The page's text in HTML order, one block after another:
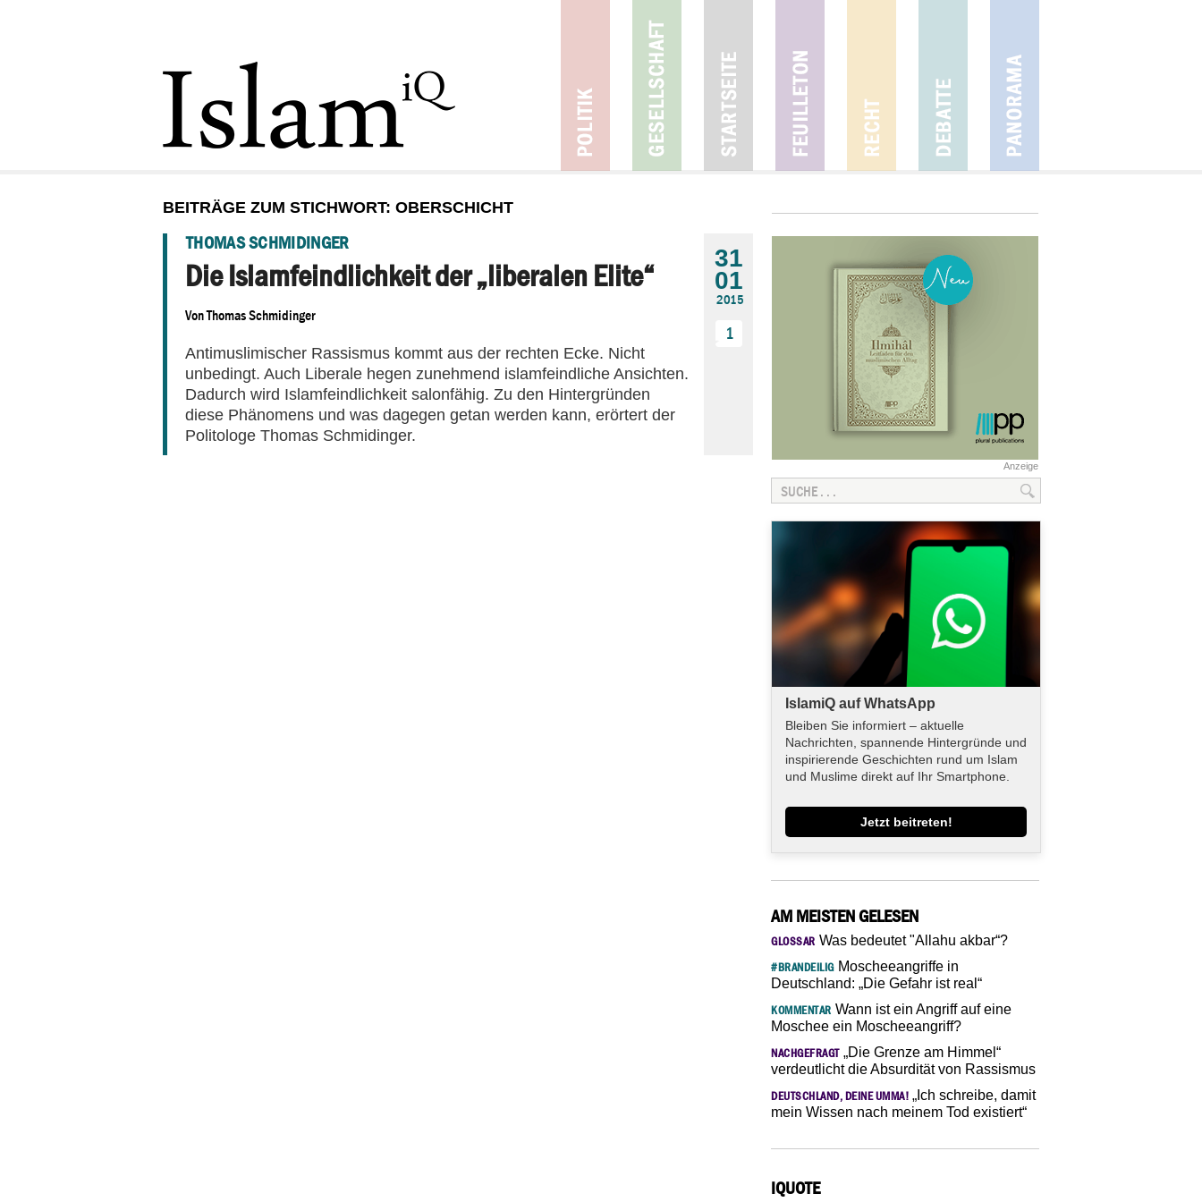
BEITRÄGE ZUM STICHWORT: OBERSCHICHT
THOMAS SCHMIDINGER
Die Islamfeindlichkeit der „liberalen Elite“
VonThomas Schmidinger
Antimuslimischer Rassismus kommt aus der rechten Ecke. Nicht
unbedingt. Auch Liberale hegen zunehmend islamfeindliche Ansichten.
Dadurch wird Islamfeindlichkeit salonfähig. Zu den Hintergründen
diese Phänomens und was dagegen getan werden kann, erörtert der
Politologe Thomas Schmidinger.
31
01
2015
1
Anzeige
IslamiQ auf WhatsApp
Bleiben Sie informiert – aktuelle
Nachrichten, spannende Hintergründe und
inspirierende Geschichten rund um Islam
und Muslime direkt auf Ihr Smartphone.
Jetzt beitreten!
AM MEISTEN GELESEN
GLOSSAR Was bedeutet "Allahu akbar“?
#BRANDEILIGMoscheeangriffe in
Deutschland: „Die Gefahr ist real“
KOMMENTAR Wann ist ein Angriff auf eine
Moschee ein Moscheeangriff?
NACHGEFRAGT„Die Grenze am Himmel“
verdeutlicht die Absurdität von Rassismus
DEUTSCHLAND, DEINE UMMA! „Ich schreibe, damit
mein Wissen nach meinem Tod existiert“
IQUOTE